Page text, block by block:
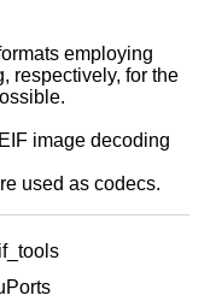
employing
respectively, for the
image decoding
used as codecs.